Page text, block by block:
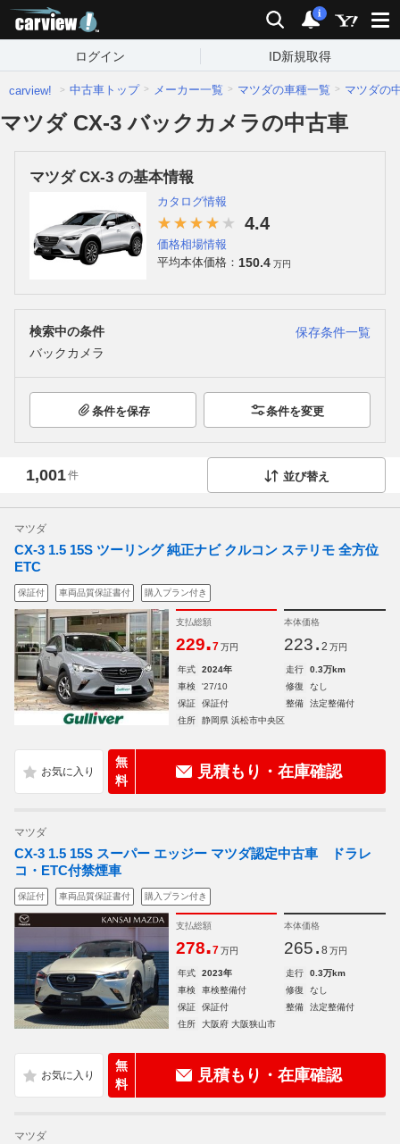
検索 通知
i
ログイン ID新規取得
carview! 中古車トップ メーカー一覧 マツダの車種一覧 マツダの
マツダ CX-3 バックカメラの中古車
マツダ CX-3 の基本情報
カタログ情報
4.4
価格相場情報
平均本体価格： 150.4 万円
検索中の条件
保存条件一覧
バックカメラ
条件を保存 条件を変更
1,001件 並び替え
マツダ
CX-3 1.5 15S ツーリング 純正ナビ クルコン ステリモ 全方位
ETC
保証付 車両品質保証書付 購入プラン付き
支払総額
229.7 万円
本体価格
223. 2 万円
年式 2024年 走行
0.3万km
車検
'27/10 修復
なし
保証
保証付 整備
法定整備付
住所
静岡県 浜松市中央区
無
料
見積もり・在庫確認
マツダ
CX-3 1.5 15S スーパー エッジー マツダ認定中古車 ドラレ
コ・ETC付禁煙車
保証付 車両品質保証書付 購入プラン付き
支払総額
278.7 万円
本体価格
265. 8 万円
年式 2023年 走行
0.3万km
車検
車検整備付 修復
なし
保証
保証付 整備
法定整備付
住所
大阪府 大阪狭山市
無
料
見積もり・在庫確認
マツダ